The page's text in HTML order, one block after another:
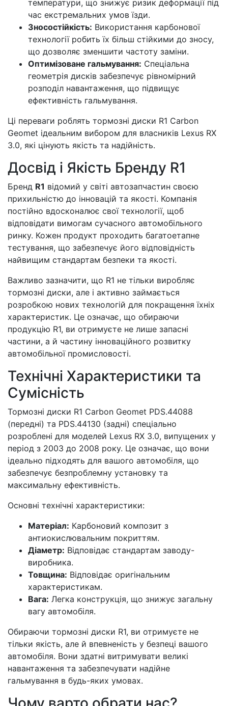
температури, що знижує ризик деформації під
час екстремальних умов їзди.
Зносостійкість: Використання карбонової
технології робить їх більш стійкими до зносу,
що дозволяє зменшити частоту заміни.
Оптимізоване гальмування: Спеціальна
геометрія дисків забезпечує рівномірний
розподіл навантаження, що підвищує
ефективність гальмування.
Ці переваги роблять тормозні диски R1 Carbon
Geomet ідеальним вибором для власників Lexus RX
3.0, які цінують якість та надійність.
Досвід і Якість Бренду R1
Бренд R1 відомий у світі автозапчастин своєю
прихильністю до інновацій та якості. Компанія
постійно вдосконалює свої технології, щоб
відповідати вимогам сучасного автомобільного
ринку. Кожен продукт проходить багатоетапне
тестування, що забезпечує його відповідність
найвищим стандартам безпеки та якості.
Важливо зазначити, що R1 не тільки виробляє
тормозні диски, але і активно займається
розробкою нових технологій для покращення їхніх
характеристик. Це означає, що обираючи
продукцію R1, ви отримуєте не лише запасні
частини, а й частину інноваційного розвитку
автомобільної промисловості.
Технічні Характеристики та
Сумісність
Тормозні диски R1 Carbon Geomet PDS.44088
(передні) та PDS.44130 (задні) спеціально
розроблені для моделей Lexus RX 3.0, випущених у
період з 2003 до 2008 року. Це означає, що вони
ідеально підходять для вашого автомобіля, що
забезпечує безпроблемну установку та
максимальну ефективність.
Основні технічні характеристики:
Матеріал: Карбоновий композит з
антиокислювальним покриттям.
Діаметр: Відповідає стандартам заводу-
виробника.
Товщина: Відповідає оригінальним
характеристикам.
Вага: Легка конструкція, що знижує загальну
вагу автомобіля.
Обираючи тормозні диски R1, ви отримуєте не
тільки якість, але й впевненість у безпеці вашого
автомобіля. Вони здатні витримувати великі
навантаження та забезпечувати надійне
гальмування в будь-яких умовах.